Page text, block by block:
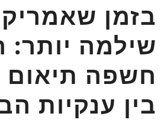
בזמן
שילמה יותר:
חשפה תיאום
בין ענקיות